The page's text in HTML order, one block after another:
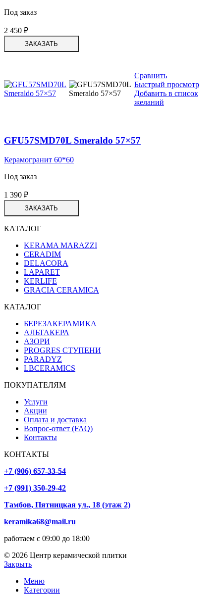
Под заказ
2 450 ₽
ЗАКАЗАТЬ
Сравнить
Быстрый просмотр
Добавить в список
желаний
GFU57SMD70L Smeraldo 57×57
Керамогранит 60*60
Под заказ
1 390 ₽
ЗАКАЗАТЬ
КАТАЛОГ
KERAMA MARAZZI
CERADIM
DELACORA
LAPARET
KERLIFE
GRACIA CERAMICA
КАТАЛОГ
БЕРЕЗАКЕРАМИКА
АЛЬТАКЕРА
АЗОРИ
PROGRES СТУПЕНИ
PARADYZ
LBCERAMICS
ПОКУПАТЕЛЯМ
Услуги
Акции
Оплата и доставка
Вопрос-ответ (FAQ)
Контакты
КОНТАКТЫ
+7 (906) 657-33-54
+7 (991) 350-29-42
Тамбов, Пятницкая ул., 18 (этаж 2)
keramika68@mail.ru
работаем с 09:00 до 18:00
© 2026 Центр керамической плитки
Закрыть
Меню
Категории